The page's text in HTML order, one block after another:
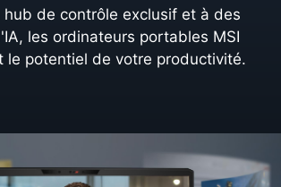
hub de contrôle exclusif et à des
les ordinateurs portables MSI
le potentiel de votre productivité.